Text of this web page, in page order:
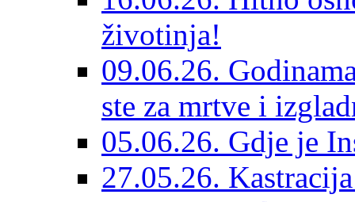
životinja!
09.06.26.
ste za mrtve i
05.06.26. Gdje je
27.05.26.